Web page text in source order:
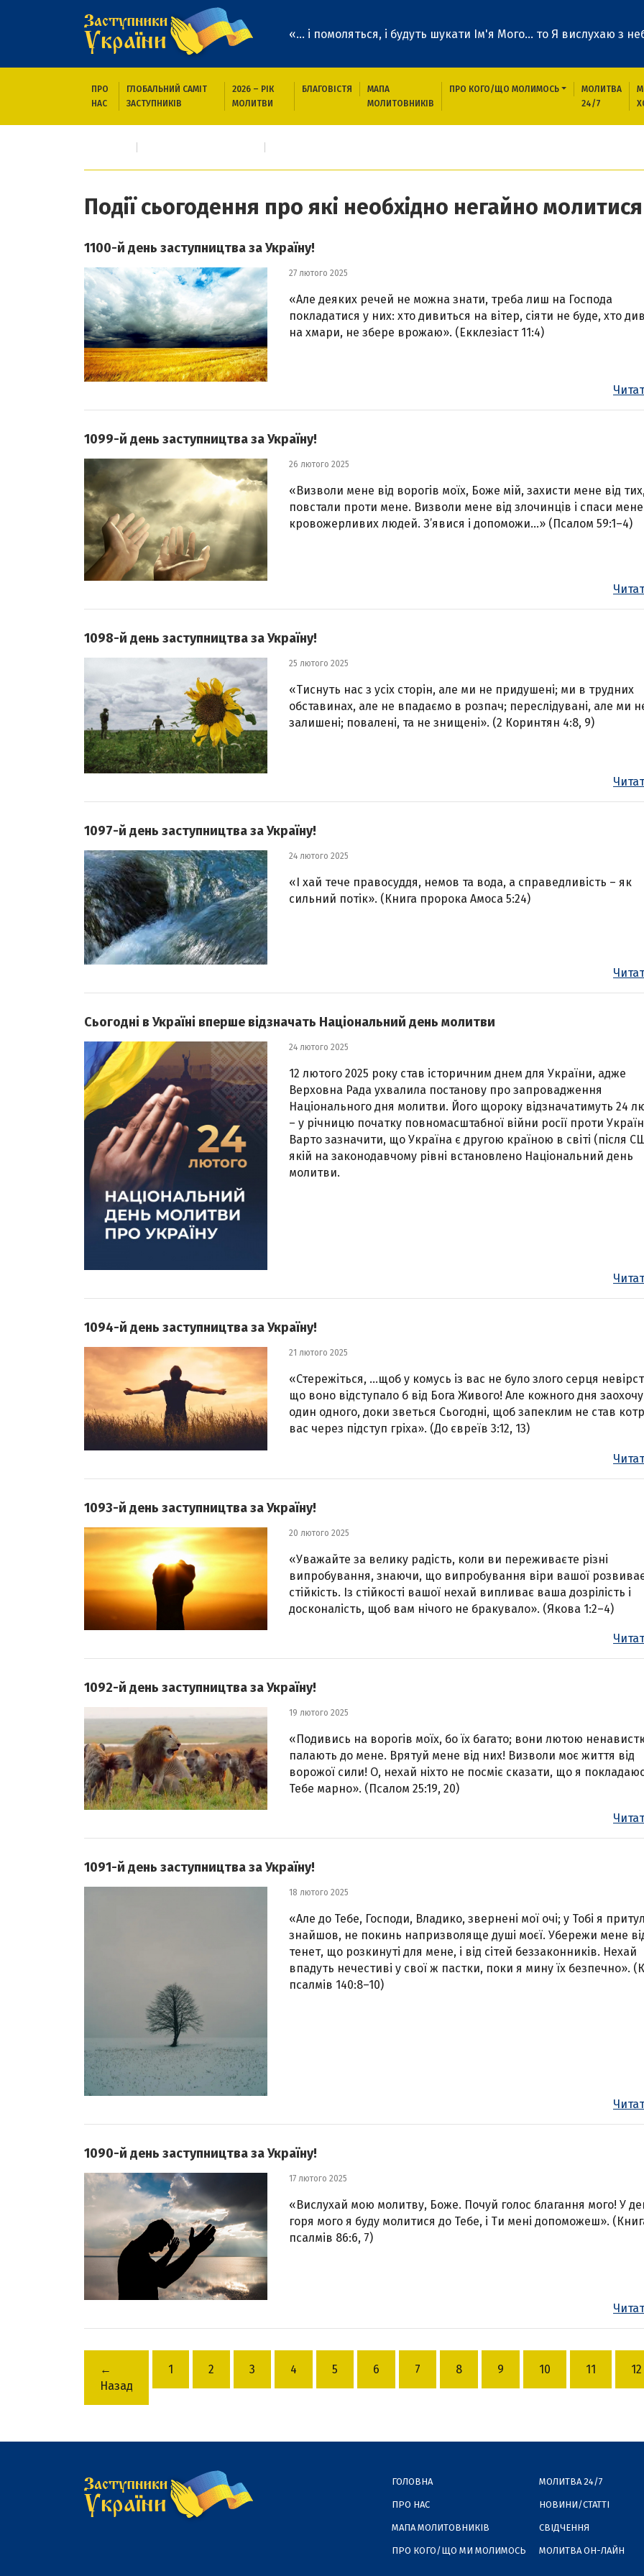
«... і помоляться, і будуть шукати Ім'я Мого... то Я вислухаю з
ПРО
НАС
ГЛОБАЛЬНИЙ САМІТ
ЗАСТУПНИКІВ
2026 – РІК
МОЛИТВИ
БЛАГОВІСТЯ
МАПА
МОЛИТОВНИКІВ
ПРО КОГО/ЩО МОЛИМОСЬ
МОЛИТВА
24/7
Події сьогодення про які необхідно негайно молитися
1100-й день заступництва за Україну!
27 лютого 2025
«Але деяких речей не можна знати, треба лиш на Господа
покладатися у них: хто дивиться на вітер, сіяти не буде, хто
на хмари, не збере врожаю». (Екклезіаст 11:4)
1099-й день заступництва за Україну!
26 лютого 2025
«Визволи мене від ворогів моїх, Боже мій, захисти мене від
повстали проти мене. Визволи мене від злочинців і спаси мене
кровожерливих людей. З’явися і допоможи…» (Псалом 59:1–4)
1098-й день заступництва за Україну!
25 лютого 2025
«Тиснуть нас з усіх сторін, але ми не придушені; ми в трудних
обставинах, але не впадаємо в розпач; переслідувані, але ми
залишені; повалені, та не знищені». (2 Коринтян 4:8, 9)
1097-й день заступництва за Україну!
24 лютого 2025
«І хай тече правосуддя, немов та вода, а справедливість – як
сильний потік». (Книга пророка Амоса 5:24)
Сьогодні в Україні вперше відзначать Національний день молитви
24 лютого 2025
12 лютого 2025 року став історичним днем для України, адже
Верховна Рада ухвалила постанову про запровадження
Національного дня молитви. Його щороку відзначатимуть 24
– у річницю початку повномасштабної війни росії проти
Варто зазначити, що Україна є другою країною в світі (після
якій на законодавчому рівні встановлено Національний день
молитви.
1094-й день заступництва за Україну!
21 лютого 2025
«Стережіться, …щоб у комусь із вас не було злого серця
що воно відступало б від Бога Живого! Але кожного дня
один одного, доки зветься Сьогодні, щоб запеклим не став
вас через підступ гріха». (До євреїв 3:12, 13)
1093-й день заступництва за Україну!
20 лютого 2025
«Уважайте за велику радість, коли ви переживаєте різні
випробування, знаючи, що випробування віри вашої розвиває
стійкість. Із стійкості вашої нехай випливає ваша дозрілість і
досконалість, щоб вам нічого не бракувало». (Якова 1:2–4)
1092-й день заступництва за Україну!
19 лютого 2025
«Подивись на ворогів моїх, бо їх багато; вони лютою
палають до мене. Врятуй мене від них! Визволи моє життя від
ворожої сили! О, нехай ніхто не посміє сказати, що я
Тебе марно». (Псалом 25:19, 20)
1091-й день заступництва за Україну!
18 лютого 2025
«Але до Тебе, Господи, Владико, звернені мої очі; у Тобі я
знайшов, не покинь напризволяще душі моєї. Убережи мене
тенет, що розкинуті для мене, і від сітей беззаконників. Нехай
впадуть нечестиві у свої ж пастки, поки я мину їх безпечно».
псалмів 140:8–10)
1090-й день заступництва за Україну!
17 лютого 2025
«Вислухай мою молитву, Боже. Почуй голос благання мого! У
горя мого я буду молитися до Тебе, і Ти мені допоможеш».
псалмів 86:6, 7)
←
Назад
1 2 3 4 5 6 7 8 9 10 11 12
ГОЛОВНА
ПРО НАС
МАПА МОЛИТОВНИКІВ
ПРО КОГО/ЩО МИ МОЛИМОСЬ
МОЛИТВА 24/7
НОВИНИ/СТАТТІ
СВІДЧЕННЯ
МОЛИТВА ОН-ЛАЙН